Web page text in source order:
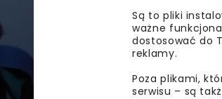
Są to pliki
ważne
dostosować do
reklamy.
Poza plikami,
serwisu – są